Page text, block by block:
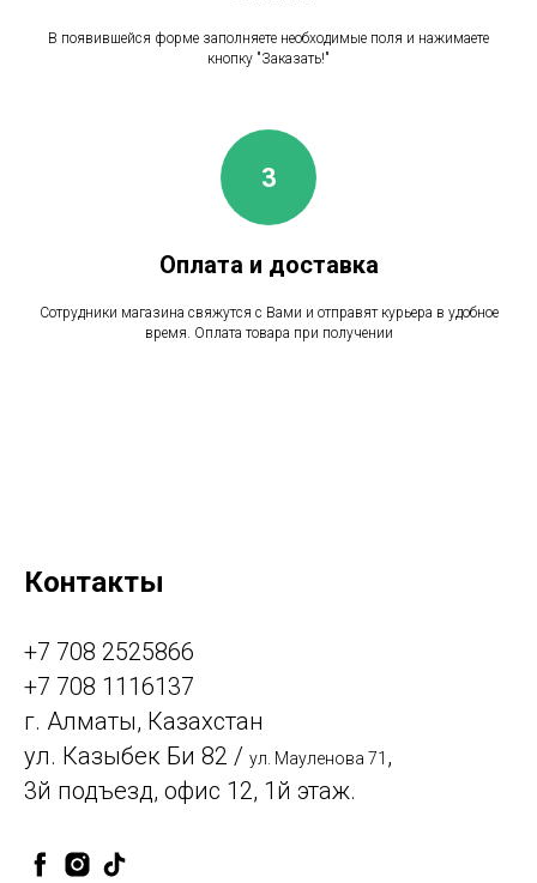
В появившейся форме заполняете необходимые поля и нажимаете
кнопку "Заказать!"
Оплата и доставка
Сотрудники магазина свяжутся с Вами и отправят курьера в удобное
время. Оплата товара при получении
Контакты
+7 708 2525866
+7 708 1116137
г. Алматы, Казахстан
ул. Казыбек Би 82 / ул. Мауленова 71 ,
3й подъезд, офис 12, 1й этаж.